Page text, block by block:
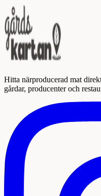
Hitta närproducerad mat
gårdar, producenter och